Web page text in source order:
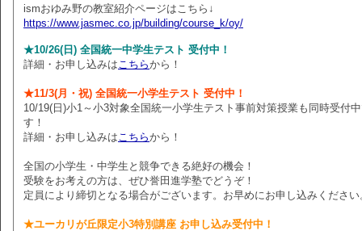
ismおゆみ野の教室紹介ページはこちら↓
https://www.jasmec.co.jp/building/course_k/oy/
★10/26(日) 全国統一中学生テスト 受付中！
詳細・お申し込みはこちらから！
★11/3(月・祝) 全国統一小学生テスト 受付中！
10/19(日)小1～小3対象全国統一小学生テスト事前対策授業も同時受付
す！
詳細・お申し込みはこちらから！
全国の小学生・中学生と競争できる絶好の機会！
受験をお考えの方は、ぜひ誉田進学塾でどうぞ！
定員により締切となる場合がございます。お早めにお申し込みください
★ユーカリが丘限定小3特別講座 お申し込み受付中！